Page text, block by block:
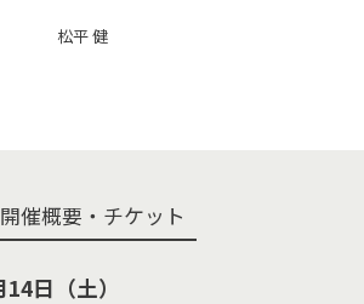
松平 健
開催概要・チケット
日（土）